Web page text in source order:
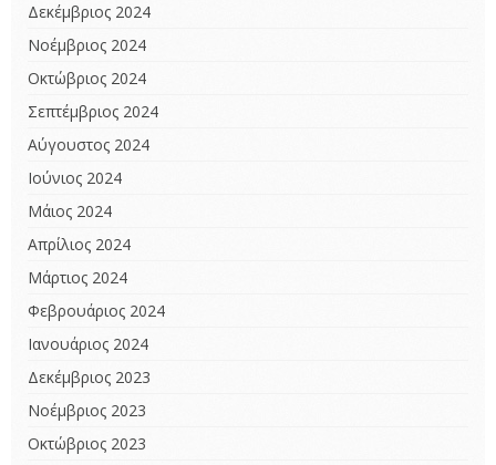
Δεκέμβριος 2024
Νοέμβριος 2024
Οκτώβριος 2024
Σεπτέμβριος 2024
Αύγουστος 2024
Ιούνιος 2024
Μάιος 2024
Απρίλιος 2024
Μάρτιος 2024
Φεβρουάριος 2024
Ιανουάριος 2024
Δεκέμβριος 2023
Νοέμβριος 2023
Οκτώβριος 2023